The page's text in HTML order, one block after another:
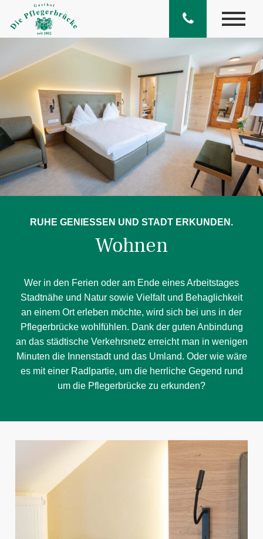
RUHE GENIESSEN UND STADT ERKUNDEN.
Wohnen
Wer in den Ferien oder am Ende eines Arbeitstages
Stadtnähe und Natur sowie Vielfalt und Behaglichkeit
an einem Ort erleben möchte, wird sich bei uns in der
Pflegerbrücke wohlfühlen. Dank der guten Anbindung
an das städtische Verkehrsnetz erreicht man in wenigen
Minuten die Innenstadt und das Umland. Oder wie wäre
es mit einer Radlpartie, um die herrliche Gegend rund
um die Pflegerbrücke zu erkunden?